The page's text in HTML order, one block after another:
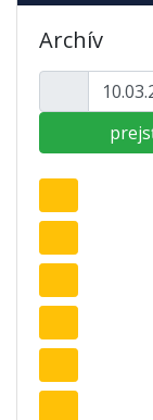
Archív